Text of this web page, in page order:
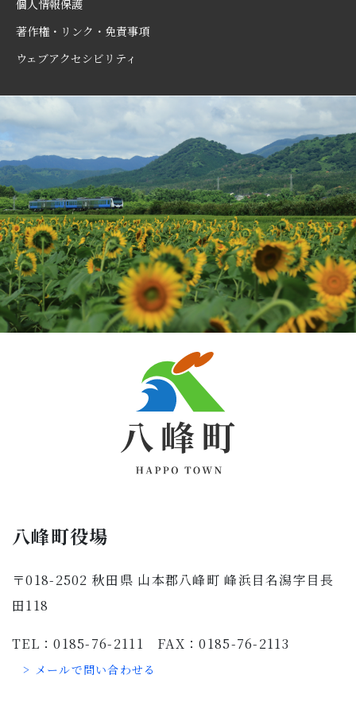
個人情報保護
著作権・リンク・免責事項
ウェブアクセシビリティ
八峰町役場
〒018-2502 秋田県 山本郡八峰町 峰浜目名潟字目長
田118
TEL：0185-76-2111 FAX：0185-76-2113
> メールで問い合わせる